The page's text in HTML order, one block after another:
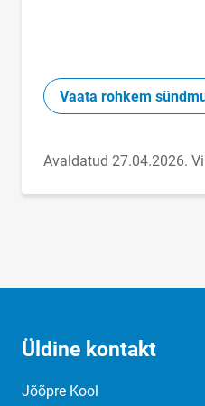
Vaata rohkem
Avaldatud 27.04.2026.
Üldine kontakt
Jõõpre Kool